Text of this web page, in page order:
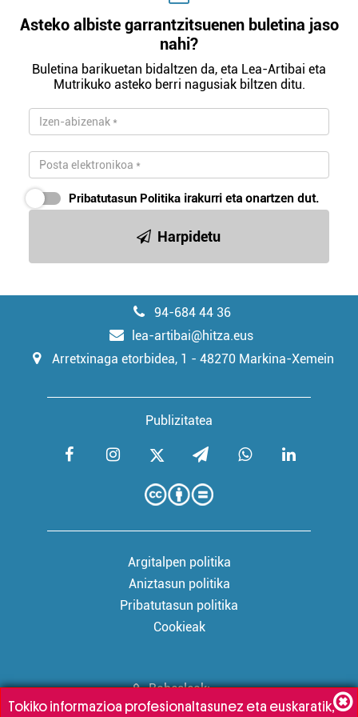
Asteko albiste garrantzitsuenen buletina jaso
nahi?
Buletina barikuetan bidaltzen da, eta Lea-Artibai eta
Mutrikuko asteko berri nagusiak biltzen ditu.
Pribatutasun Politika irakurri eta onartzen dut.
Harpidetu
94-684 44 36
lea-artibai@hitza.eus
Arretxinaga etorbidea, 1 - 48270 Markina-Xemein
Publizitatea
Argitalpen politika
Aniztasun politika
Pribatutasun politika
Cookieak
Babesleak:
Tokiko informazioa profesionaltasunez eta euskaratik,